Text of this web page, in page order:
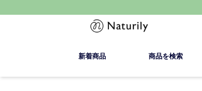
新着商品 商品を検索